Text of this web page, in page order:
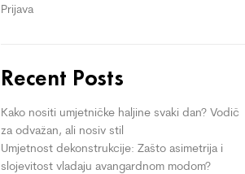
Prijava
Recent Posts
Kako nositi umjetničke haljine svaki dan? Vodič
za odvažan, ali nosiv stil
Umjetnost dekonstrukcije: Zašto asimetrija i
slojevitost vladaju avangardnom modom?